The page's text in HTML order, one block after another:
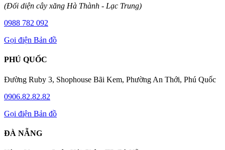
(Đối diện cây xăng Hà Thành - Lạc Trung)
0988 782 092
Gọi điện Bản đồ
PHÚ QUỐC
Đường Ruby 3, Shophouse Bãi Kem, Phường An Thới, Phú Quốc
0906.82.82.82
Gọi điện Bản đồ
ĐÀ NẴNG